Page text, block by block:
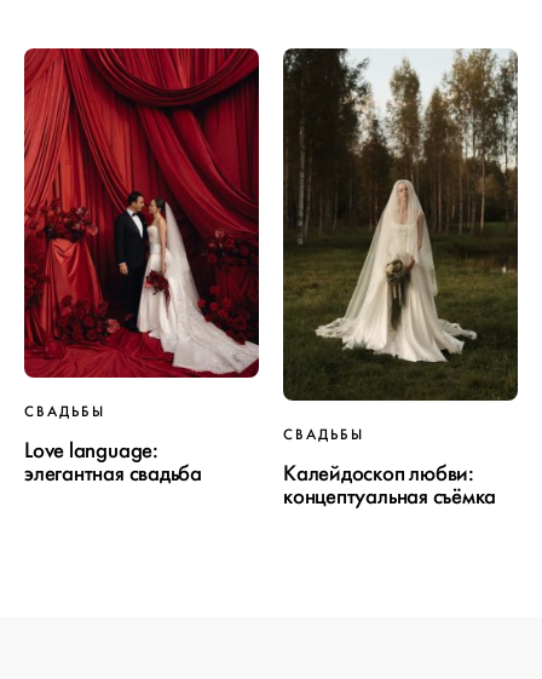
СВАДЬБЫ
Love language:
элегантная свадьба
СВАДЬБЫ
Калейдоскоп любви:
концептуальная съёмка
ПРОЕКТ
СВАДЬБЫ